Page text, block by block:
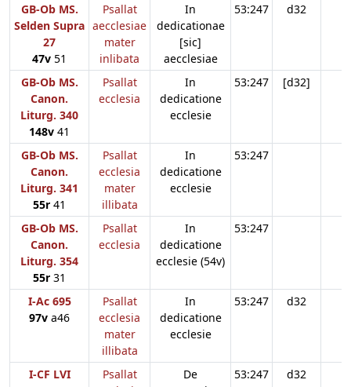
GB-Ob MS.
Selden Supra
27
47v 51
Psallat
aecclesiae
mater
inlibata
In
dedicationae
[sic]
aecclesiae
53:247 d32
GB-Ob MS.
Canon.
Liturg. 340
148v 41
Psallat
ecclesia
In
dedicatione
ecclesie
53:247 [d32]
GB-Ob MS.
Canon.
Liturg. 341
55r 41
Psallat
ecclesia
mater
illibata
In
dedicatione
ecclesie
53:247
GB-Ob MS.
Canon.
Liturg. 354
55r 31
Psallat
ecclesia
In
dedicatione
ecclesie (54v)
53:247
I-Ac 695
97v a46
Psallat
ecclesia
mater
illibata
In
dedicatione
ecclesie
53:247 d32
I-CF LVI
Psallat
De
53:247 d32